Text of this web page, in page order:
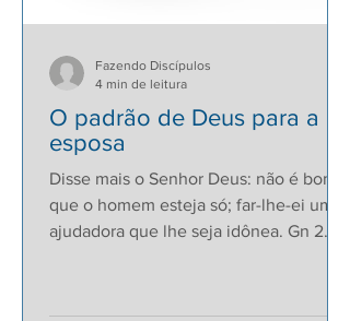
O padrão de Deus para a
esposa
Disse mais o Senhor Deus: não é bom
que o homem esteja só; far-lhe-ei uma
ajudadora que lhe seja idônea. Gn 2.18.
Fazendo Discípulos
4 min de leitura